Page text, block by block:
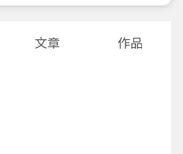
文章 作品